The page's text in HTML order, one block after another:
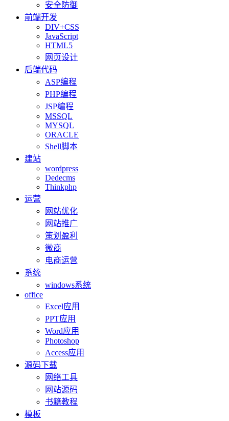
安全防御
前端开发
DIV+CSS
JavaScript
HTML5
网页设计
后端代码
ASP编程
PHP编程
JSP编程
MSSQL
MYSQL
ORACLE
Shell脚本
建站
wordpress
Dedecms
Thinkphp
运营
网站优化
网站推广
策划盈利
微商
电商运营
系统
windows系统
office
Excel应用
PPT应用
Word应用
Photoshop
Access应用
源码下载
网络工具
网站源码
书籍教程
模板